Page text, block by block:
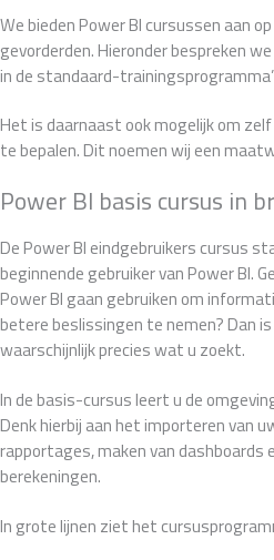
We bieden Power BI cursussen aan
gevorderden. Hieronder bespreken
in de standaard-
Het is daarnaast ook mogelijk om
te bepalen. Dit noemen wij een
Power BI basis cursus in
De Power BI eindgebruikers cursus
beginnende gebruiker van Power BI.
Power BI gaan gebruiken om
betere beslissingen te nemen? Dan
waarschijnlijk precies wat u zoekt.
In de basis-cursus leert u de
Denk hierbij aan het importeren van
rapportages, maken van dashboards
berekeningen.
In grote lijnen ziet het